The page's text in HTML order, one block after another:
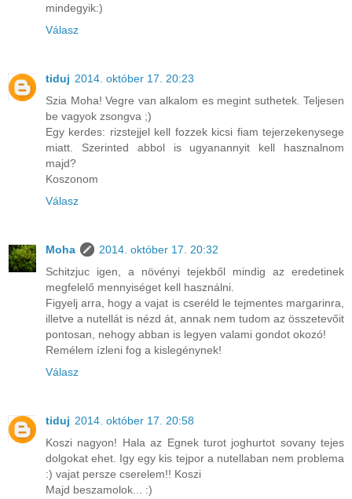
mindegyik:)
Válasz
tiduj 2014. október 17. 20:23
Szia Moha! Vegre van alkalom es megint suthetek. Teljesen
be vagyok zsongva ;)
Egy kerdes: rizstejjel kell fozzek kicsi fiam tejerzekenysege
miatt. Szerinted abbol is ugyanannyit kell hasznalnom
majd?
Koszonom
Válasz
Moha
2014. október 17. 20:32
Schitzjuc igen, a növényi tejekből mindig az eredetinek
megfelelő mennyiséget kell használni.
Figyelj arra, hogy a vajat is cseréld le tejmentes margarinra,
illetve a nutellát is nézd át, annak nem tudom az összetevőit
pontosan, nehogy abban is legyen valami gondot okozó!
Remélem ízleni fog a kislegénynek!
Válasz
tiduj 2014. október 17. 20:58
Koszi nagyon! Hala az Egnek turot joghurtot sovany tejes
dolgokat ehet. Igy egy kis tejpor a nutellaban nem problema
:) vajat persze cserelem!! Koszi
Majd beszamolok... :)